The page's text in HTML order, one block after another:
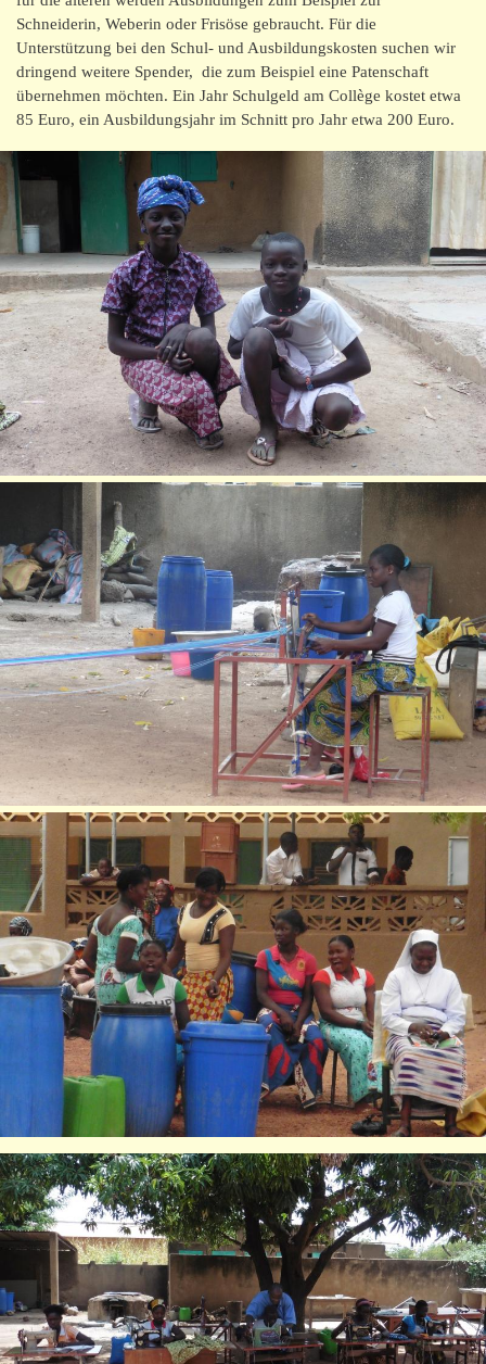
Schneiderin, Weberin oder Frisöse gebraucht. Für die
Unterstützung bei den Schul- und Ausbildungskosten suchen wir
dringend weitere Spender, die zum Beispiel eine Patenschaft
übernehmen möchten. Ein Jahr Schulgeld am Collège kostet etwa
85 Euro, ein Ausbildungsjahr im Schnitt pro Jahr etwa 200 Euro.